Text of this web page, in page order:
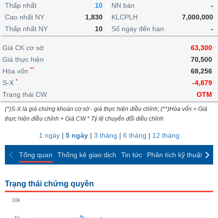
lỗ
dịch
nội
Niên
giám
Tài
liệu
cổ
Định
giá
ngoài
doanh
Top
cổ
phiếu
ngành
giao
dịch
dịch
Chứng
quyền
quan
Thống
giao
dịch
Thống
giao
dịch
Tin
tức
Phân
tích
kỹ
thuật
trực
tuyến
Bộ
lọc
cổ
So
sánh
Báo
cáo
Vĩ
mô
lai
Chứng
quyền
Trái
phiếu
IR
Awards
tạo
Dịch
vụ
Thấp nhất
10
Cao nhất NY
1,830
Thấp nhất NY
10
NN bán
-
KLCPLH
7,000,000
Số ngày đến hạn
-
Giá CK cơ sở
63,300
Giá thực hiện
70,500
Hòa vốn **
68,256
S-X *
-4,879
Trạng thái CW
OTM
(*)S-X là giá chứng khoán cơ sở - giá thực hiện điều chỉnh; (**)Hòa vốn = Giá
thực hiện điều chỉnh + Giá CW * Tỷ lệ chuyển đổi điều chỉnh
1 ngày| 5 ngày| 3 tháng | 6 tháng | 12 tháng
Tổng quan Thống kê giao dịch Tin tức Phân tích kỹ thuật
Trạng thái chứng quyền
10k
BẤT
ĐỘNG
SẢN
TÀI
CHÍNH
HÀNG
KINH
GIỚI